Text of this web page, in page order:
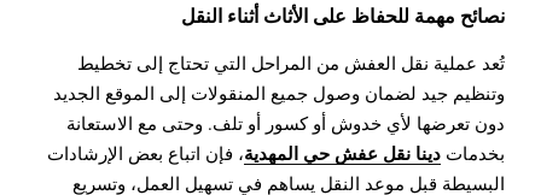
نصائح مهمة للحفاظ على الأثاث أثناء النقل
تُعد عملية نقل العفش من المراحل التي تحتاج إلى تخطيط
وتنظيم جيد لضمان وصول جميع المنقولات إلى الموقع الجديد
دون تعرضها لأي خدوش أو كسور أو تلف. وحتى مع الاستعانة
بخدمات دينا نقل عفش حي المهدية، فإن اتباع بعض الإرشادات
البسيطة قبل موعد النقل يساهم في تسهيل العمل، وتسريع